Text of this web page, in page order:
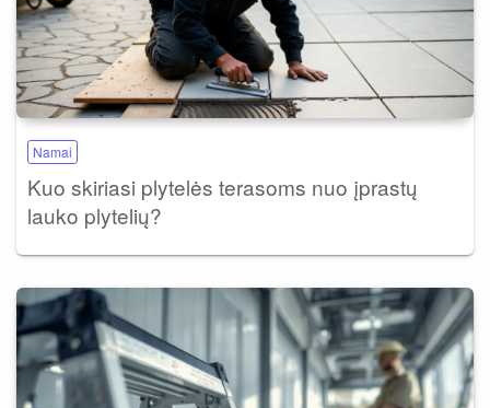
Namai
Kuo skiriasi plytelės terasoms nuo įprastų
lauko plytelių?